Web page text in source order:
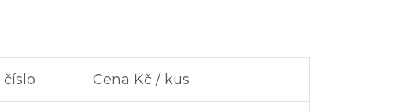
číslo Cena Kč / kus